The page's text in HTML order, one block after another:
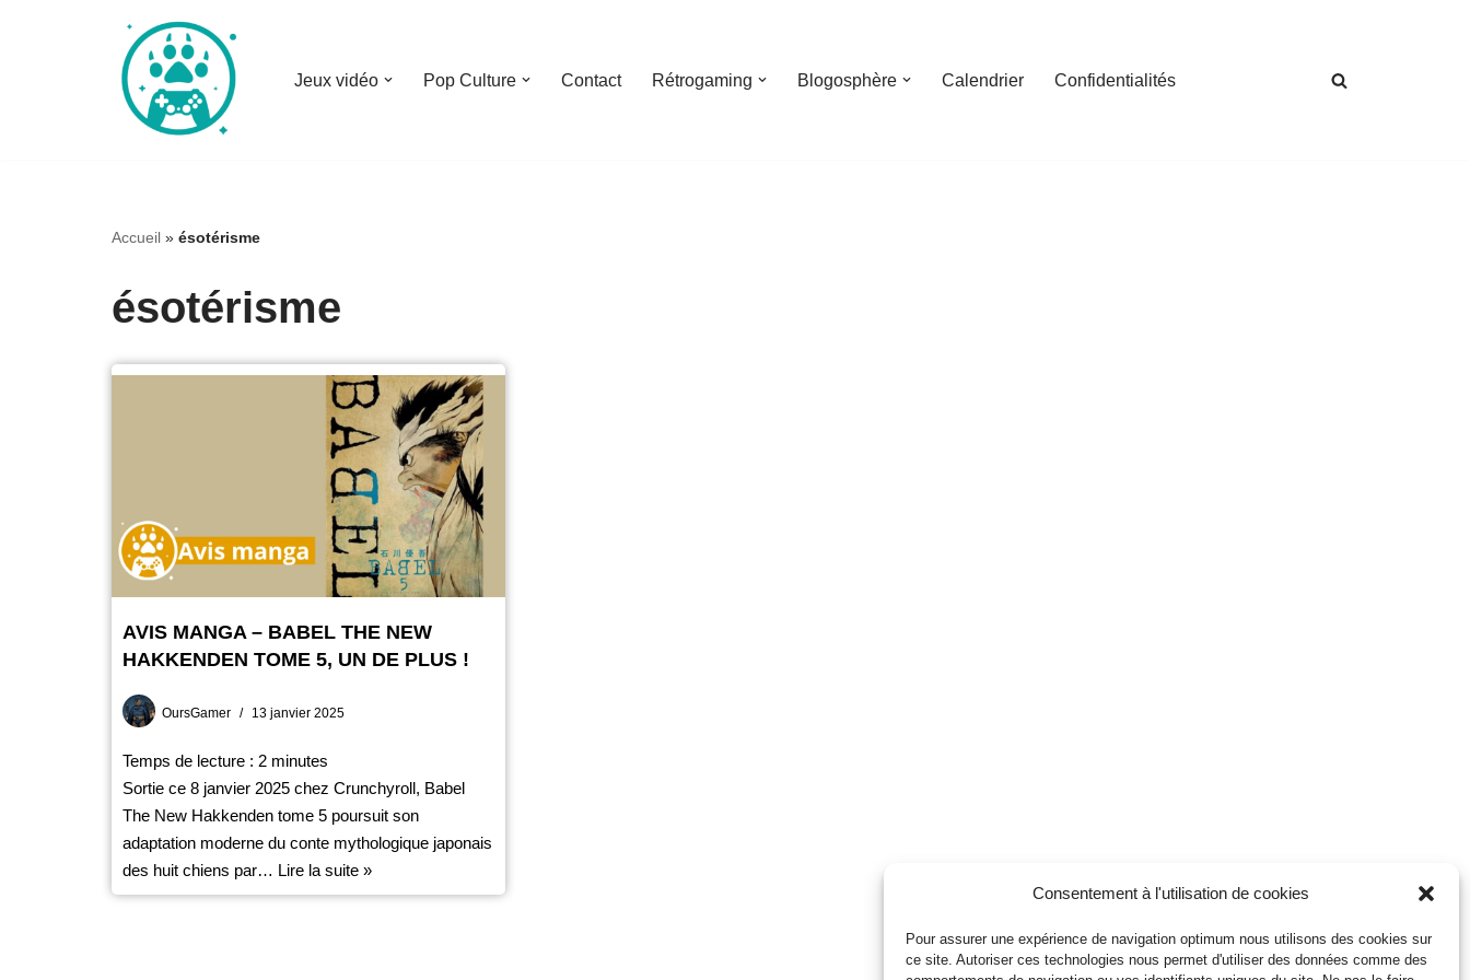
Consentement à l'utilisation de cookies
Pour assurer une expérience de navigation optimum nous utilisons des cookies sur
ce site. Autoriser ces technologies nous permet d'utiliser des données comme des
Jeux vidéo Pop Culture Contact Rétrogaming Blogosphère Calendrier Confidentialités
Accueil » ésotérisme
ésotérisme
AVIS MANGA – BABEL THE NEW
HAKKENDEN TOME 5, UN DE PLUS !
OursGamer 13 janvier 2025
Temps de lecture : 2 minutes
Sortie ce 8 janvier 2025 chez Crunchyroll, Babel
The New Hakkenden tome 5 poursuit son
adaptation moderne du conte mythologique japonais
des huit chiens par… Lire la suite »